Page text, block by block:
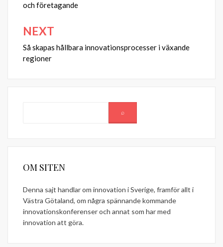
och företagande
NEXT
Så skapas hållbara innovationsprocesser i växande
regioner
OM SITEN
Denna sajt handlar om innovation i Sverige, framför allt i
Västra Götaland, om några spännande kommande
innovationskonferenser och annat som har med
innovation att göra.